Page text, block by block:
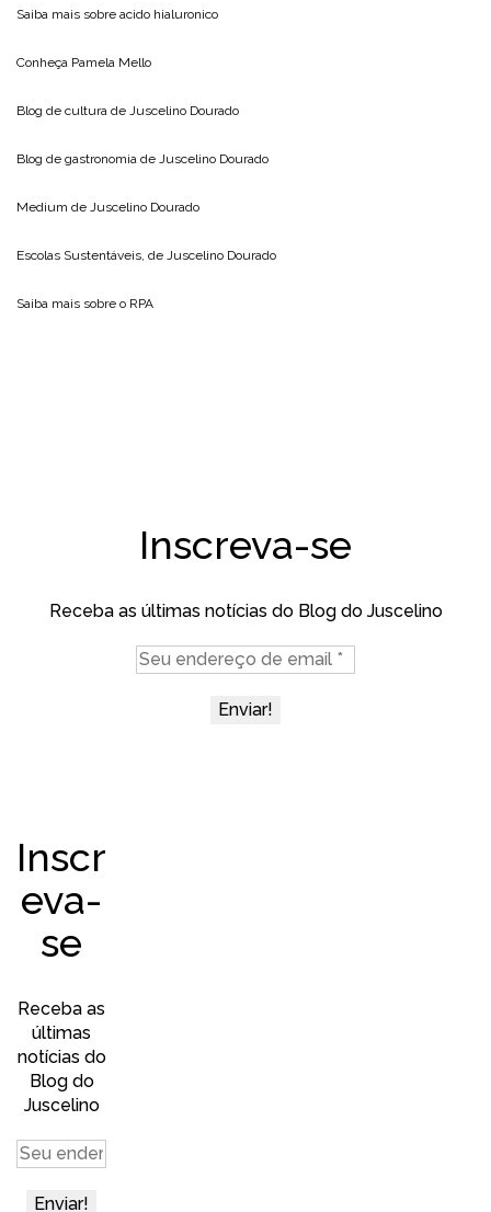
Saiba mais sobre acido hialuronico
Conheça Pamela Mello
Blog de cultura de Juscelino Dourado
Blog de gastronomia de Juscelino Dourado
Medium de Juscelino Dourado
Escolas Sustentáveis, de Juscelino Dourado
Saiba mais sobre o RPA
Inscreva-se
Receba as últimas notícias do Blog do Juscelino
Inscr
eva-
se
Receba as
últimas
notícias do
Blog do
Juscelino